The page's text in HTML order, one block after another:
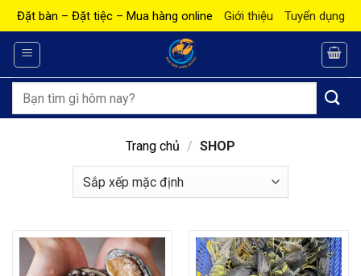
qua
nội
dung
Đặt bàn – Đặt tiệc – Mua hàng online Giới thiệu Tuyển dụng
Tìm
kiếm:
Trang chủ / SHOP